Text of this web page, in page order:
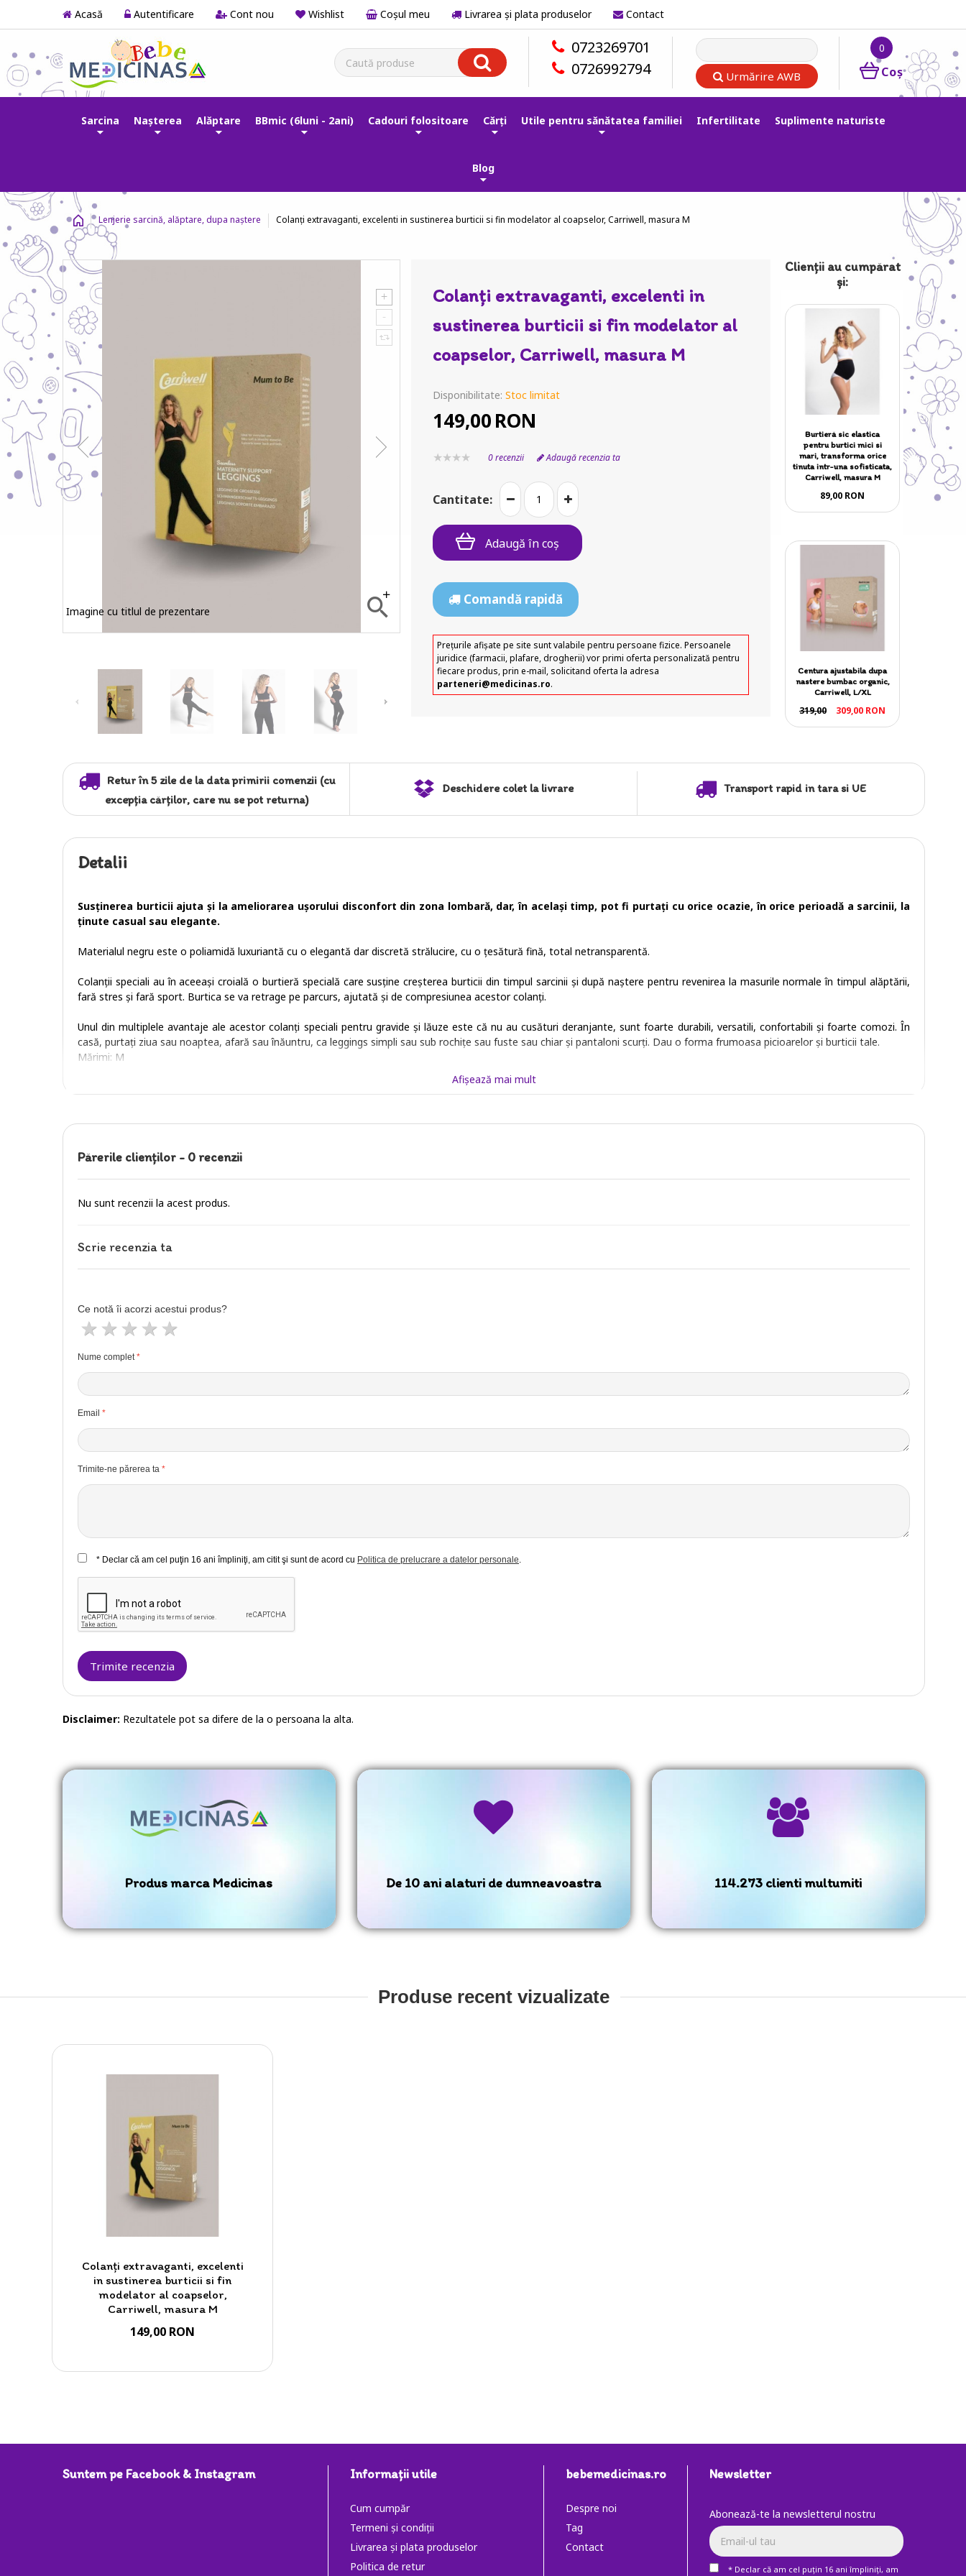
Acasă Autentificare Cont nou Wishlist Coşul meu Livrarea și plata produselor Contact
0
Coş
Urmărire AWB
0723269701
0726992794
Sarcina Nașterea Alăptare BBmic (6luni - 2ani) Cadouri folositoare Cărți Utile pentru sănătatea familiei Infertilitate Suplimente naturiste
Blog
Lenjerie sarcină, alăptare, dupa naștere Colanți extravaganti, excelenti in sustinerea burticii si fin modelator al coapselor, Carriwell, masura M
Imagine cu titlul de prezentare
Colanți extravaganti, excelenti in
sustinerea burticii si fin modelator al
coapselor, Carriwell, masura M
Disponibilitate: Stoc limitat
149,00RON
0 recenzii Adaugă recenzia ta
Cantitate:
Adaugă în coş
Comandă rapidă
Prețurile afișate pe site sunt valabile pentru persoane fizice. Persoanele
juridice (farmacii, plafare, drogherii) vor primi oferta personalizată pentru
fiecare produs, prin e-mail, solicitand oferta la adresa
parteneri@medicinas.ro.
Clienții au cumpărat
şi:
Burtieră sic elastica
pentru burtici mici si
mari, transforma orice
tinuta intr-una sofisticata,
Carriwell, masura M
89,00 RON
Centura ajustabila dupa
nastere bumbac organic,
Carriwell, L/XL
319,00 309,00 RON
Retur în 5 zile de la data primirii comenzii (cu
excepția cărților, care nu se pot returna)
Deschidere colet la livrare Transport rapid in tara si UE
Detalii
Susținerea burticii ajuta și la ameliorarea ușorului disconfort din zona lombară, dar, în același timp, ​pot fi purtați cu orice ocazie, în orice perioadă a sarcinii, la
ținute casual sau elegante.
Materialul negru este o poliamidă luxuriantă cu o elegantă dar discretă strălucire, cu o țesătură fină, total netransparentă.
Colanții speciali au în aceeași croială o burtieră specială care susține creșterea burticii din timpul sarcinii și după naștere pentru revenirea la masurile normale în timpul alăptării,
fară stres și fară sport. Burtica se va retrage pe parcurs, ajutată și de compresiunea acestor colanți.
Unul din multiplele avantaje ale acestor colanți speciali pentru gravide și lăuze este că nu au cusături deranjante, sunt foarte durabili, versatili, confortabili și foarte comozi. În
casă, purtați ziua sau noaptea, afară sau înăuntru, ca leggings simpli sau sub rochițe sau fuste sau chiar și pantaloni scurți. Dau o forma frumoasa picioarelor și burticii tale.
Mărimi: M
Afişează mai mult
Părerile clienţilor - 0 recenzii
Nu sunt recenzii la acest produs.
Scrie recenzia ta
Ce notă îi acorzi acestui produs?
4 stele
3 stele
2 stele
1 stea
Nume complet
Email
Trimite-ne părerea ta
* Declar că am cel puţin 16 ani împliniţi, am citit şi sunt de acord cu Politica de prelucrare a datelor personale
Trimite recenzia
Disclaimer: Rezultatele pot sa difere de la o persoana la alta.
Produs marca Medicinas De 10 ani alaturi de dumneavoastra 114.273 clienti multumiti
Produse recent vizualizate
Colanți extravaganti, excelenti
in sustinerea burticii si fin
modelator al coapselor,
Carriwell, masura M
149,00 RON
Suntem pe Facebook & Instagram Informaţii utile
Cum cumpăr
Termeni și condiții
Livrarea și plata produselor
Politica de retur
bebemedicinas.ro
Despre noi
Tag
Contact
Newsletter
Abonează-te la newsletterul nostru
* Declar că am cel puţin 16 ani împliniţi, am